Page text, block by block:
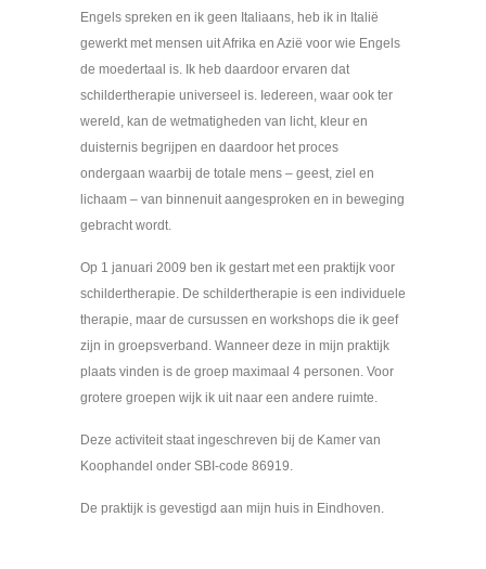
Engels spreken en ik geen Italiaans, heb ik in Italië
gewerkt met mensen uit Afrika en Azië voor wie Engels
de moedertaal is. Ik heb daardoor ervaren dat
schildertherapie universeel is. Iedereen, waar ook ter
wereld, kan de wetmatigheden van licht, kleur en
duisternis begrijpen en daardoor het proces
ondergaan waarbij de totale mens – geest, ziel en
lichaam – van binnenuit aangesproken en in beweging
gebracht wordt.
Op 1 januari 2009 ben ik gestart met een praktijk voor
schildertherapie. De schildertherapie is een individuele
therapie, maar de cursussen en workshops die ik geef
zijn in groepsverband. Wanneer deze in mijn praktijk
plaats vinden is de groep maximaal 4 personen. Voor
grotere groepen wijk ik uit naar een andere ruimte.
Deze activiteit staat ingeschreven bij de Kamer van
Koophandel onder SBI-code 86919.
De praktijk is gevestigd aan mijn huis in Eindhoven.